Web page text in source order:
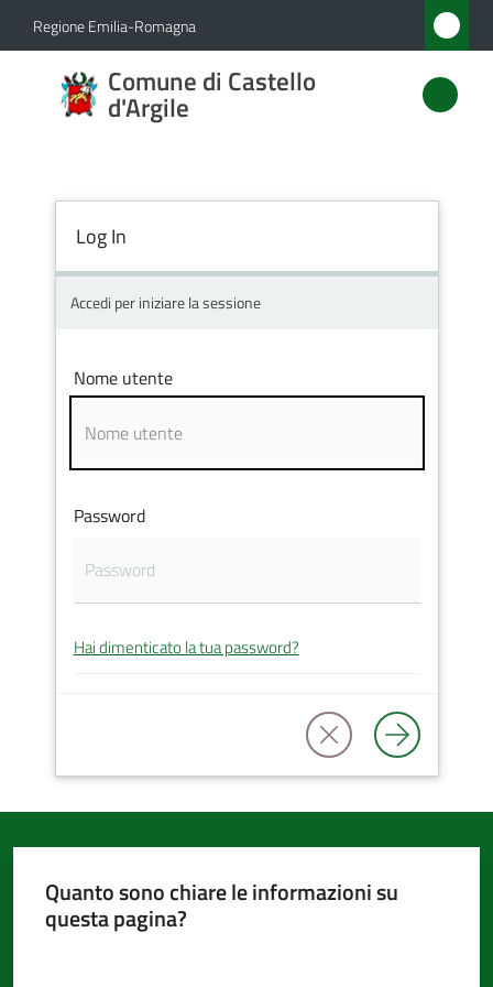
Vai al contenuto
Vai alla navigazione
Vai al footer
Regione Emilia-Romagna
Comune di Castello
d'Argile
Comune
di
Amministrazione
Servizi
Vivere
d'Argile
Amministrazione
argomenti...
Seguici
Log In
Accedi per iniziare la sessione
Nome utente
Password
Hai dimenticato la tua password?
Quanto sono chiare le informazioni su
questa pagina?